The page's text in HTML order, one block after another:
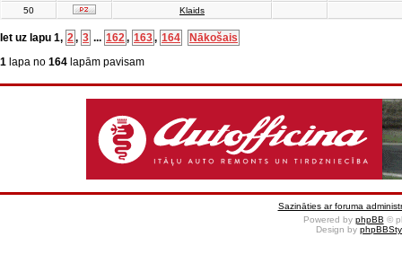
50
Klaids
Iet uz lapu 1, 2, 3 ... 162, 163, 164
Nākošais
1 lapa no 164 lapām pavisam
Sazināties ar foruma
Powered by phpBB ©
Design by